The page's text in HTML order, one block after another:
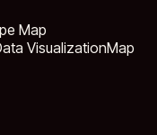
Map
VisualizationMap